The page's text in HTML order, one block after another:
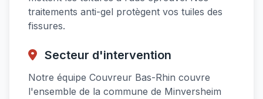
traitements anti-gel protègent vos tuiles des
fissures.
Secteur d'intervention
Notre équipe Couvreur Bas-Rhin couvre
l'ensemble de la commune de Minversheim